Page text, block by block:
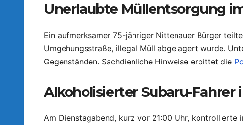
Unerlaubte Müllentsorgung
Ein aufmerksamer 75-jähriger Nittenauer Bürger
Umgehungsstraße, illegal Müll abgelagert wurde.
Gegenständen. Sachdienliche Hinweise erbittet die
Alkoholisierter Subaru-Fahrer
Am Dienstagabend, kurz vor 21:00 Uhr, kontrollierte